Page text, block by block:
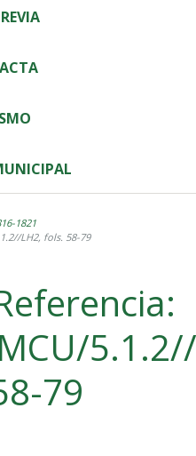
1821
LH2, fols. 58-79
79